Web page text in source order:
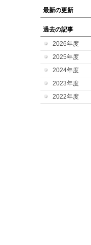
最新の更新
過去の記事
2026年度
2025年度
2024年度
2023年度
2022年度